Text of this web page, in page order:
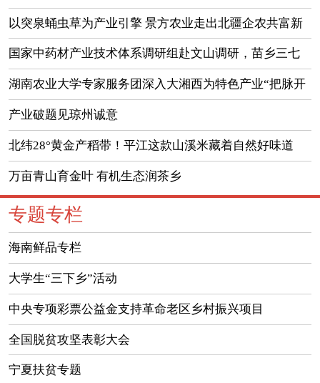
以突泉蛹虫草为产业引擎 景方农业走出北疆企农共富新
路径
国家中药材产业技术体系调研组赴文山调研，苗乡三七
助力中医药传承创新发展
湖南农业大学专家服务团深入大湘西为特色产业“把脉开
方”
产业破题见琼州诚意
北纬28°黄金产稻带！平江这款山溪米藏着自然好味道
万亩青山育金叶 有机生态润茶乡
专题专栏
海南鲜品专栏
大学生“三下乡”活动
中央专项彩票公益金支持革命老区乡村振兴项目
全国脱贫攻坚表彰大会
宁夏扶贫专题